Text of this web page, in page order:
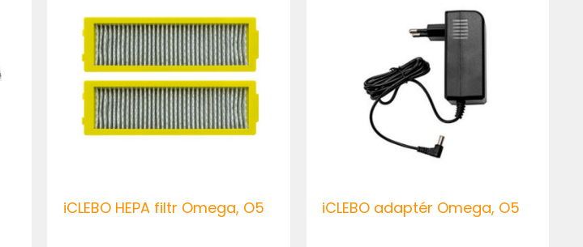
iCLEBO HEPA filtr Omega, O5 iCLEBO adaptér Omega, O5